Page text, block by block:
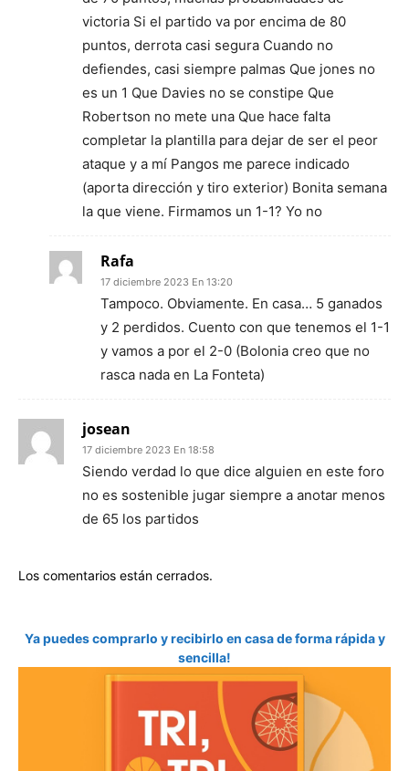
victoria Si el partido va por encima de 80
puntos, derrota casi segura Cuando no
defiendes, casi siempre palmas Que jones no
es un 1 Que Davies no se constipe Que
Robertson no mete una Que hace falta
completar la plantilla para dejar de ser el peor
ataque y a mí Pangos me parece indicado
(aporta dirección y tiro exterior) Bonita semana
la que viene. Firmamos un 1-1? Yo no
Rafa
17 diciembre 2023 En 13:20
Tampoco. Obviamente. En casa… 5 ganados
y 2 perdidos. Cuento con que tenemos el 1-1
y vamos a por el 2-0 (Bolonia creo que no
rasca nada en La Fonteta)
josean
17 diciembre 2023 En 18:58
Siendo verdad lo que dice alguien en este foro
no es sostenible jugar siempre a anotar menos
de 65 los partidos
Los comentarios están cerrados.
Ya puedes comprarlo y recibirlo en casa de forma rápida y
sencilla!